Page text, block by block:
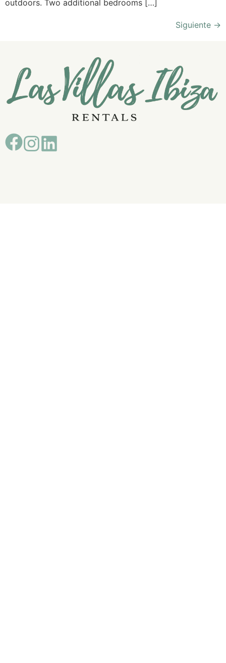
outdoors. Two additional bedrooms […]
Siguiente →